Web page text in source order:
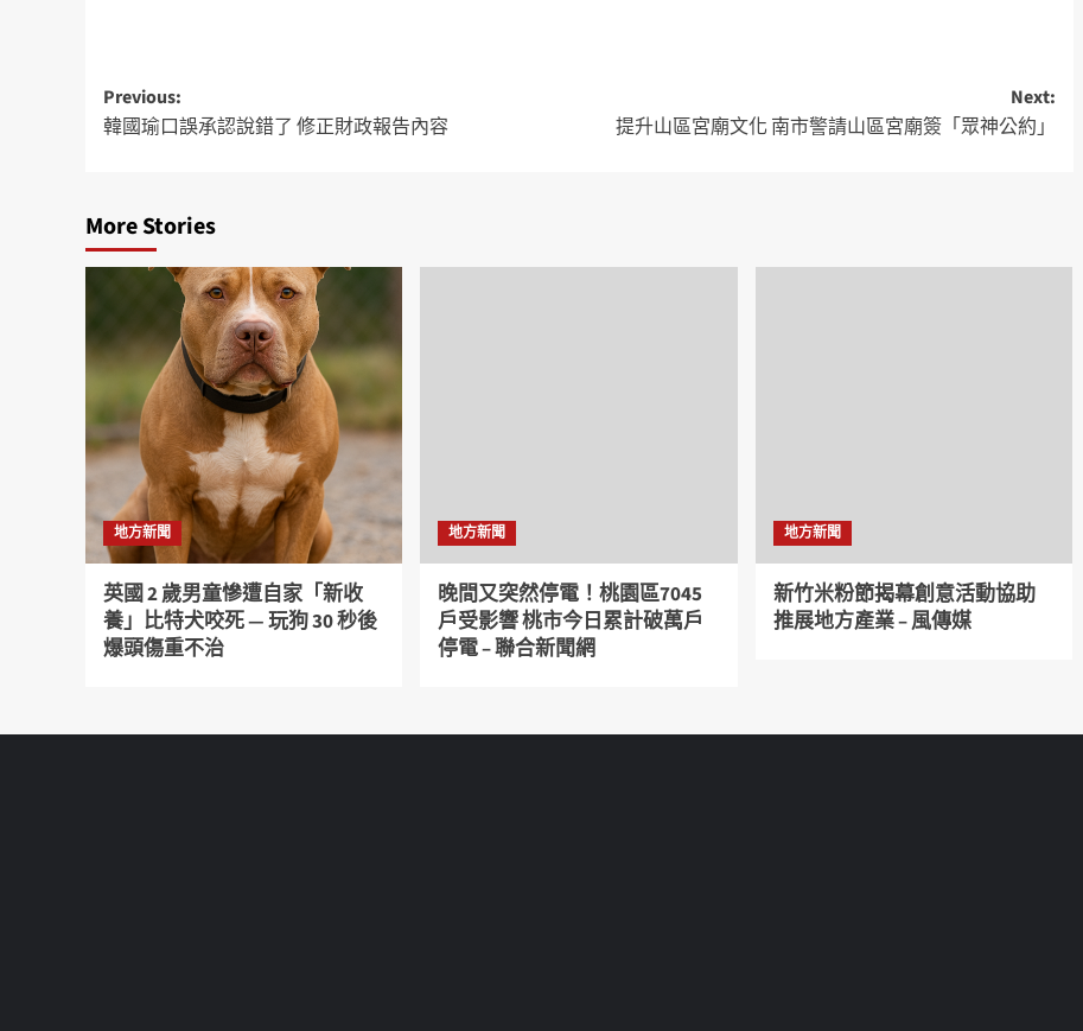
Previous:
韓國瑜口誤承認說錯了 修正財政報告內容
Next:
提升山區宮廟文化 南市警請山區宮廟簽「眾神公約」
More Stories
地方新聞
英國 2 歲男童慘遭自家「新收
養」比特犬咬死 — 玩狗 30 秒後
爆頭傷重不治
地方新聞
晚間又突然停電！桃園區7045
戶受影響 桃市今日累計破萬戶
停電 – 聯合新聞網
地方新聞
新竹米粉節揭幕創意活動協助
推展地方產業 – 風傳媒